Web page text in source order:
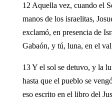
12 Aquella vez, cuando el
manos de los israelitas,
exclamó, en presencia de
Gabaón, y tú, luna, en el
13 Y el sol se detuvo, y la
hasta que el pueblo se
eso escrito en el libro del